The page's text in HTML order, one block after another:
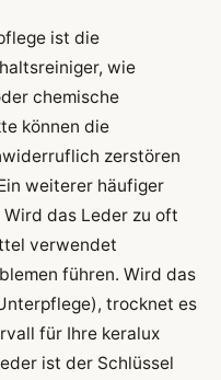
ist die
wie
chemische
können die
zerstören
weiterer häufiger
das Leder zu oft
verwendet
führen. Wird das
trocknet es
für Ihre keralux
ist der Schlüssel